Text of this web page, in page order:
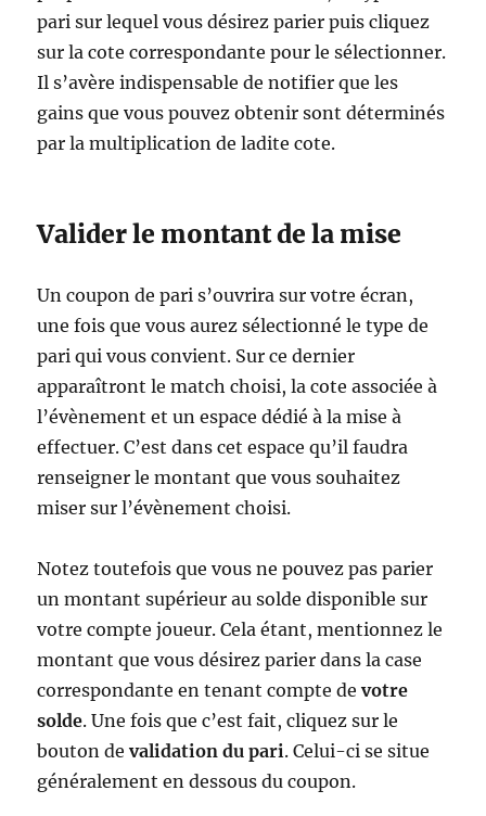
pari sur lequel vous désirez parier puis cliquez
sur la cote correspondante pour le sélectionner.
Il s’avère indispensable de notifier que les
gains que vous pouvez obtenir sont déterminés
par la multiplication de ladite cote.
Valider le montant de la mise
Un coupon de pari s’ouvrira sur votre écran,
une fois que vous aurez sélectionné le type de
pari qui vous convient. Sur ce dernier
apparaîtront le match choisi, la cote associée à
l’évènement et un espace dédié à la mise à
effectuer. C’est dans cet espace qu’il faudra
renseigner le montant que vous souhaitez
miser sur l’évènement choisi.
Notez toutefois que vous ne pouvez pas parier
un montant supérieur au solde disponible sur
votre compte joueur. Cela étant, mentionnez le
montant que vous désirez parier dans la case
correspondante en tenant compte devotre
solde. Une fois que c’est fait, cliquez sur le
bouton devalidation du pari. Celui-ci se situe
généralement en dessous du coupon.